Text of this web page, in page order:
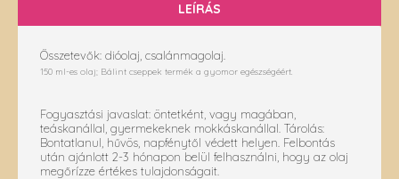
LEÍRÁS
Összetevők: dióolaj, csalánmagolaj.
150 ml-es olaj; Bálint cseppek termék a gyomor egészségéért.
Fogyasztási javaslat: öntetként, vagy magában,
teáskanállal, gyermekeknek mokkáskanállal. Tárolás:
Bontatlanul, hűvös, napfénytől védett helyen. Felbontás
után ajánlott 2-3 hónapon belül felhasználni, hogy az olaj
megőrízze értékes tulajdonságait.